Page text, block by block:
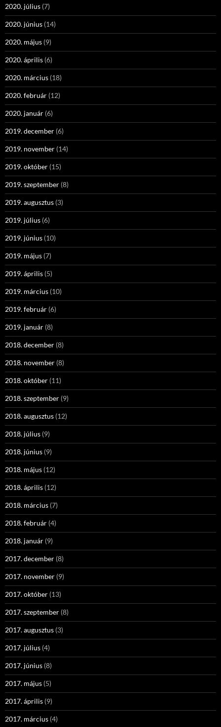
2020. július (7)
2020. június (14)
2020. május (9)
2020. április (6)
2020. március (18)
2020. február (12)
2020. január (6)
2019. december (6)
2019. november (14)
2019. október (15)
2019. szeptember (8)
2019. augusztus (3)
2019. július (6)
2019. június (10)
2019. május (7)
2019. április (5)
2019. március (10)
2019. február (6)
2019. január (8)
2018. december (8)
2018. november (8)
2018. október (11)
2018. szeptember (9)
2018. augusztus (12)
2018. július (9)
2018. június (9)
2018. május (12)
2018. április (12)
2018. március (7)
2018. február (4)
2018. január (9)
2017. december (8)
2017. november (9)
2017. október (13)
2017. szeptember (8)
2017. augusztus (3)
2017. július (4)
2017. június (8)
2017. május (5)
2017. április (9)
2017. március (4)